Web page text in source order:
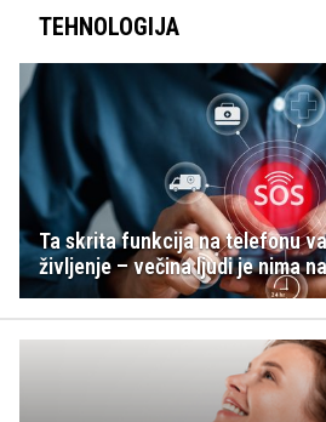
TEHNOLOGIJA
Ta skrita funkcija na telefonu
življenje – večina ljudi je nima